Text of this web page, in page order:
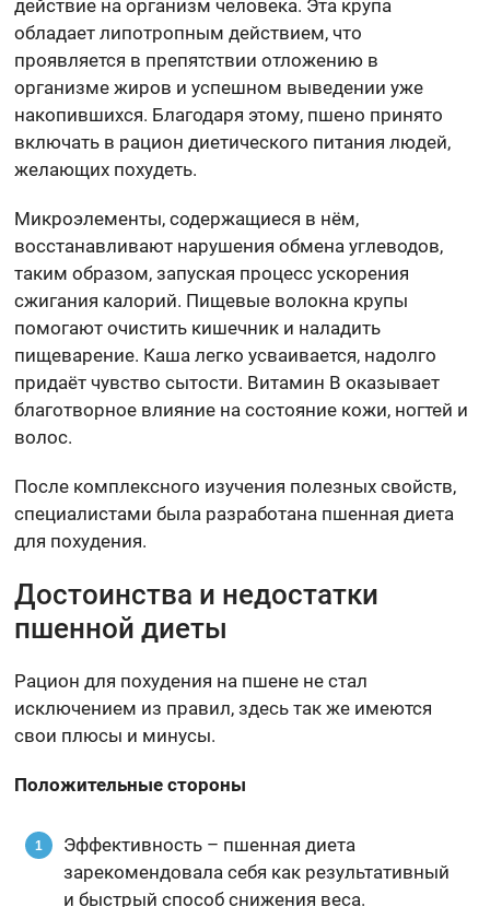
действие на организм человека. Эта крупа
обладает липотропным действием, что
проявляется в препятствии отложению в
организме жиров и успешном выведении уже
накопившихся. Благодаря этому, пшено принято
включать в рацион диетического питания людей,
желающих похудеть.
Микроэлементы, содержащиеся в нём,
восстанавливают нарушения обмена углеводов,
таким образом, запуская процесс ускорения
сжигания калорий. Пищевые волокна крупы
помогают очистить кишечник и наладить
пищеварение. Каша легко усваивается, надолго
придаёт чувство сытости. Витамин В оказывает
благотворное влияние на состояние кожи, ногтей и
волос.
После комплексного изучения полезных свойств,
специалистами была разработана пшенная диета
для похудения.
Достоинства и недостатки
пшенной диеты
Рацион для похудения на пшене не стал
исключением из правил, здесь так же имеются
свои плюсы и минусы.
Положительные стороны
Эффективность – пшенная диета
зарекомендовала себя как результативный
и быстрый способ снижения веса.